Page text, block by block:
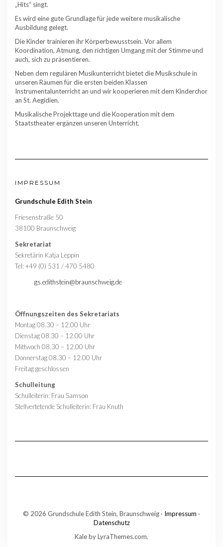
„Hits“ singt.
Es wird eine gute Grundlage für jede weitere musikalische
Ausbildung gelegt.
Die Kinder trainieren ihr Körperbewusstsein. Vor allem
Koordination, Atmung, den richtigen Umgang mit der Stimme und
auch, sich zu präsentieren.
Neben dem regulären Musikunterricht bietet die Musikschule in
unseren Räumen für die ersten beiden Klassen
Instrumentalunterricht an und wir kooperieren mit dem Kinderchor
an St. Aegidien.
Musikalische Projekttage und die Kooperation mit dem
Staatstheater ergänzen unseren Unterricht.
IMPRESSUM
Grundschule Edith Stein
Friesenstraße 50
38100 Braunschweig
Sekretariat
Sekretärin Katja Leppin
Tel: +49 (0) 531 / 470 5480
gs.edithstein@braunschweig.de
Öffnungszeiten des Sekretariats
Montag 08.30 – 12.00 Uhr
Dienstag 08.30 – 12.00 Uhr
Mittwoch 08.30 – 12.00 Uhr
Donnerstag 08.30 – 12.00 Uhr
Freitag geschlossen
Schulleitung
Schulleiterin: Frau Samson
Stellvertetende Schulleiterin: Frau Knuth
© 2026 Grundschule Edith Stein, Braunschweig · Impressum ·
Datenschutz
Kaleby LyraThemes.com.